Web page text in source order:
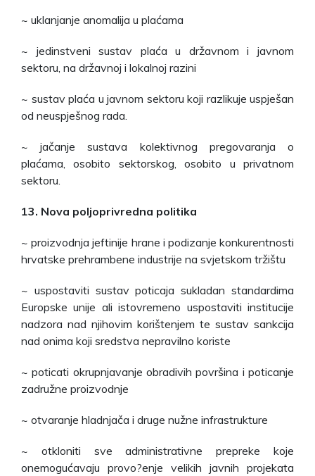
~ uklanjanje anomalija u plaćama
~ jedinstveni sustav plaća u državnom i javnom
sektoru, na državnoj i lokalnoj razini
~ sustav plaća u javnom sektoru koji razlikuje uspješan
od neuspješnog rada.
~ jačanje sustava kolektivnog pregovaranja o
plaćama, osobito sektorskog, osobito u privatnom
sektoru.
13. Nova poljoprivredna politika
~ proizvodnja jeftinije hrane i podizanje konkurentnosti
hrvatske prehrambene industrije na svjetskom tržištu
~ uspostaviti sustav poticaja sukladan standardima
Europske unije ali istovremeno uspostaviti institucije
nadzora nad njihovim korištenjem te sustav sankcija
nad onima koji sredstva nepravilno koriste
~ poticati okrupnjavanje obradivih površina i poticanje
zadružne proizvodnje
~ otvaranje hladnjača i druge nužne infrastrukture
~ otkloniti sve administrativne prepreke koje
onemogućavaju provo?enje velikih javnih projekata